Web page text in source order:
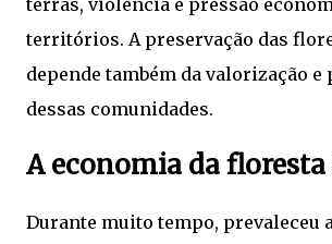
territórios. A preservação das
depende também da valorização e
dessas comunidades.
A economia da floresta
Durante muito tempo, prevaleceu